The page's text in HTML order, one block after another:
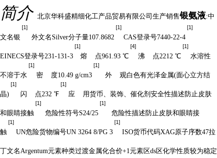
简介 北京华科盛精细化工产品贸易有限公司生产销售银氨液:中
文名银
[1]
外文名Silver分子量107.8682
[1]
CAS登录号7440-22-4
[1]
EINECS登录号231-131-3
[1]
熔 点961.93 ℃
[4]
沸 点2212 ℃
[1]
水溶性
不溶于水
[1]
密 度10.49 g/cm3
[1]
外 观白色有光泽金属(面心立方结
晶)
[1]
闪 点232 ℉
[1]
应 用货币、装饰、催化剂安全性描述防止皮肤
和眼睛接触
[1]
危险性符号S24/25
[1]
危险性描述防止皮肤和眼睛接
触
[1]
UN危险货物编号UN 3264 8/PG 3
[1]
ISO货币代码XAG原子序数47拉
丁文名Argentum元素种类过渡金属化合价+1元素区ds区化学性质较为稳定